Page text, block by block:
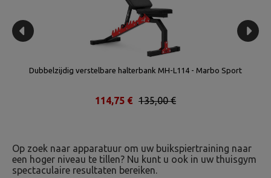
Dubbelzijdig verstelbare halterbank MH-L114 - Marbo Sport
135,00 €
114,75 €
Op zoek naar apparatuur om uw buikspiertraining naar
een hoger niveau te tillen? Nu kunt u ook in uw thuisgym
spectaculaire resultaten bereiken.